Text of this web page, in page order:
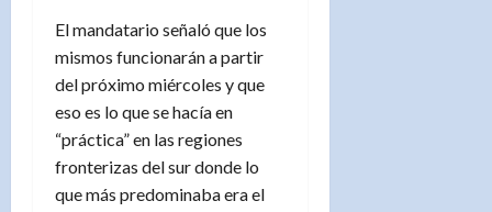
El mandatario señaló que los
mismos funcionarán a partir
del próximo miércoles y que
eso es lo que se hacía en
“práctica” en las regiones
fronterizas del sur donde lo
que más predominaba era el